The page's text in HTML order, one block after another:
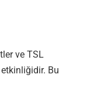
ve TSL
Bu